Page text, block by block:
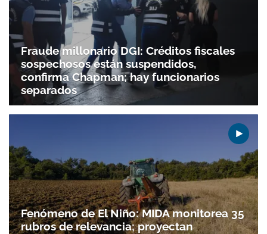
Fraude millonario DGI: Créditos fiscales
sospechosos están suspendidos,
confirma Chapman; hay funcionarios
separados
Fenómeno de El Niño: MIDA monitorea 35
rubros de relevancia; proyectan